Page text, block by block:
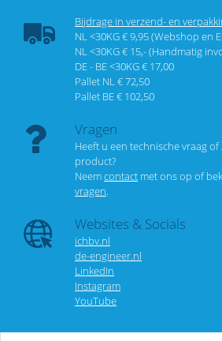
Bijdrage in verzend- en
NL <30KG € 9,95 (Webshop en
NL <30KG € 15,- (Handmatig
DE - BE <30KG € 17,00
Pallet NL € 72,50
Pallet BE € 102,50
Vragen
Heeft u een technische vraag
product?
Neemcontact met ons op of
vragen.
Websites & Socials
ichbv.nl
de-engineer.nl
LinkedIn
Instagram
YouTube